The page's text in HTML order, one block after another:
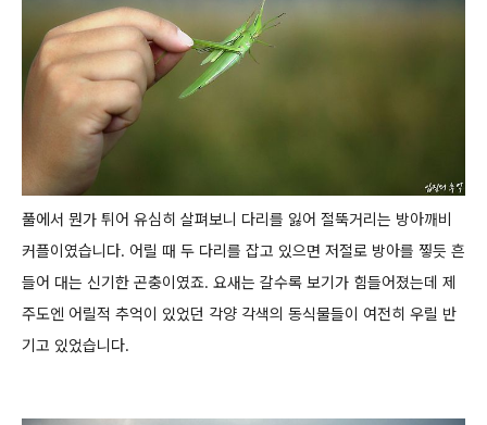
풀에서 뭔가 튀어 유심히 살펴보니 다리를 잃어 절뚝거리는 방아깨비
커플이였습니다. 어릴 때 두 다리를 잡고 있으면 저절로 방아를 찧듯 흔
들어 대는 신기한 곤충이였죠. 요새는 갈수록 보기가 힘들어졌는데 제
주도엔 어릴적 추억이 있었던 각양 각색의 동식물들이 여전히 우릴 반
기고 있었습니다.